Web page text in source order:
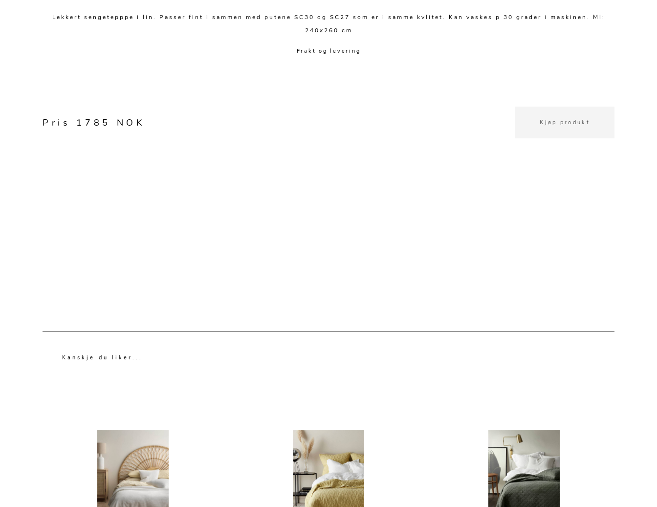
Lekkert sengetepppe i lin. Passer fint i sammen med putene SC30 og SC27 som er i samme kvlitet. Kan vaskes p 30 grader i maskinen. Ml:
240x260 cm
Frakt og levering
Pris 1785 NOK Kjøp produkt
Kanskje du liker...